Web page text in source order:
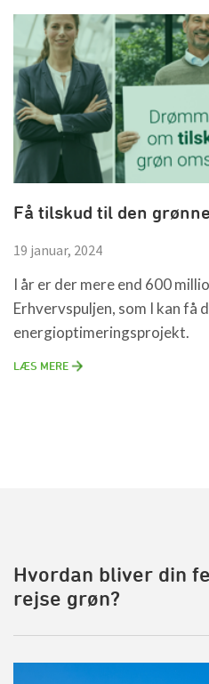
Få tilskud til den
19 januar, 2024
I år er der mere end 600
Erhvervspuljen, som I kan få
energioptimeringsprojekt.
LÆS MERE
Hvordan bliver din
rejse grøn?